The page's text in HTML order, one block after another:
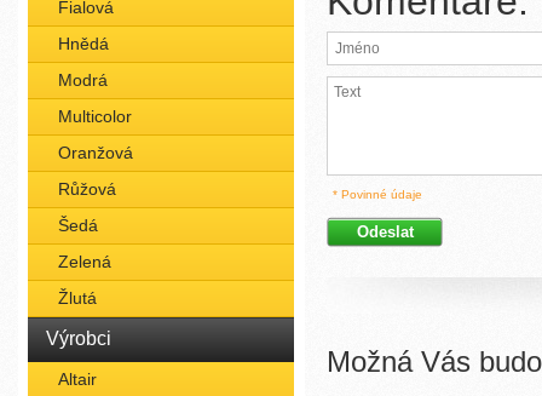
Fialová
Hnědá
Modrá
Multicolor
Oranžová
Růžová
Šedá
Zelená
Žlutá
Výrobci
Altair
* Povinné údaje
Možná Vás